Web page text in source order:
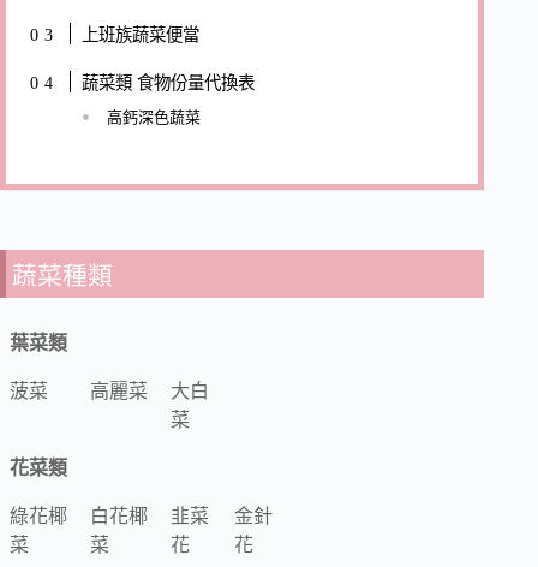
上班族蔬菜便當
蔬菜類 食物份量代換表
高鈣深色蔬菜
蔬菜種類
葉菜類
菠菜 高麗菜
大白
菜
花菜類
綠花椰
菜
白花椰
菜
韭菜
花
金針
花